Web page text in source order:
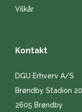
Vilkår
Kontakt
DGU Erhverv A/S
Brøndby Stadion 20
2605 Brøndby